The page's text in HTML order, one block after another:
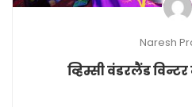
Naresh
व्हिम्सी वंडरलैंड